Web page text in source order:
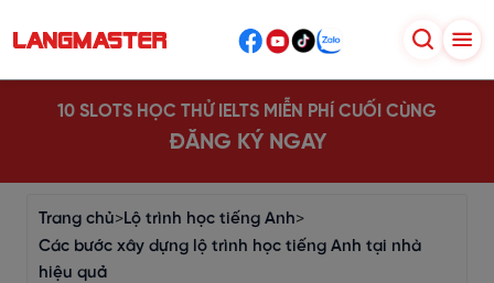
10 SLOTS HỌC THỬ IELTS MIỄN PHÍ CUỐI CÙNG
ĐĂNG KÝ NGAY
Trang chủ>Lộ trình học tiếng Anh>
Các bước xây dựng lộ trình học tiếng Anh tại nhà
hiệu quả